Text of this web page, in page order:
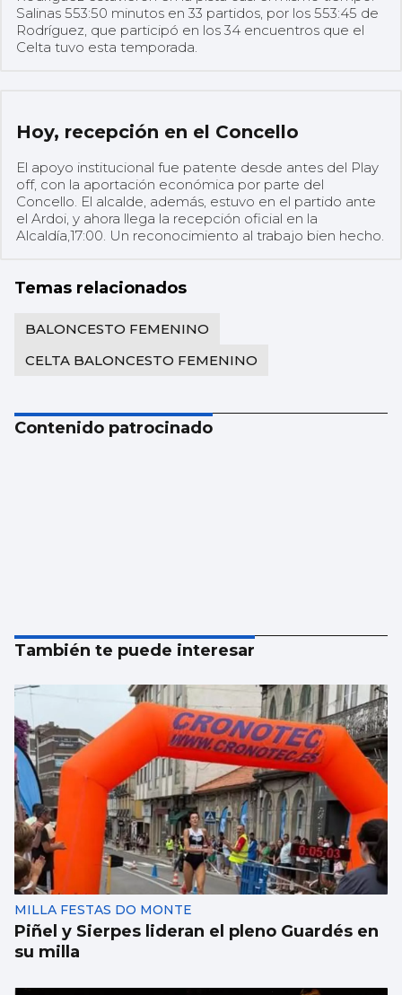
Salinas 553:50 minutos en 33 partidos, por los 553:45 de
Rodríguez, que participó en los 34 encuentros que el
Celta tuvo esta temporada.
Hoy, recepción en el Concello
El apoyo institucional fue patente desde antes del Play
off, con la aportación económica por parte del
Concello. El alcalde, además, estuvo en el partido ante
el Ardoi, y ahora llega la recepción oficial en la
Alcaldía,17:00. Un reconocimiento al trabajo bien hecho.
Temas relacionados
BALONCESTO FEMENINO
CELTA BALONCESTO FEMENINO
Contenido patrocinado
También te puede interesar
MILLA FESTAS DO MONTE
Piñel y Sierpes lideran el pleno Guardés en
su milla